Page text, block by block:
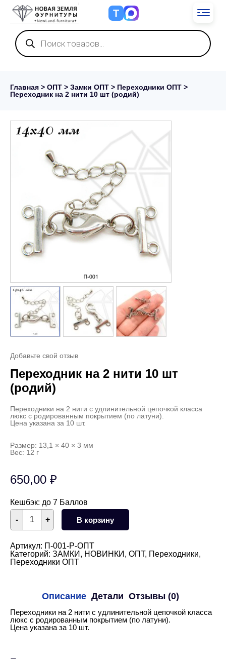
Т
Поиск
товаров
Главная > ОПТ > Замки ОПТ > Переходники ОПТ >
Переходник на 2 нити 10 шт (родий)
Добавьте свой отзыв
Переходник на 2 нити 10 шт
(родий)
Переходники на 2 нити с удлинительной цепочкой класса
люкс с родированным покрытием (по латуни).
Цена указана за 10 шт.
Размер: 13,1 × 40 × 3 мм
Вес: 12 г
650,00 ₽
Кешбэк: до 7 Баллов
+
Количество
товара
Переходник
2
нити
10
- В корзину
Артикул: П-001-Р-ОПТ
Категорий: ЗАМКИ , НОВИНКИ , ОПТ, Переходники,
Переходники ОПТ
Описание Детали Отзывы (0)
Переходники на 2 нити с удлинительной цепочкой класса
люкс с родированным покрытием (по латуни).
Цена указана за 10 шт.